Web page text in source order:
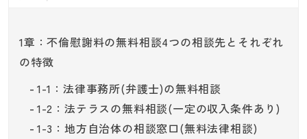
1章：不倫慰謝料の無料相談4つの相談先とそれぞれ
の特徴
1-1：法律事務所(弁護士)の無料相談
1-2：法テラスの無料相談(一定の収入条件あり)
1-3：地方自治体の相談窓口(無料法律相談)